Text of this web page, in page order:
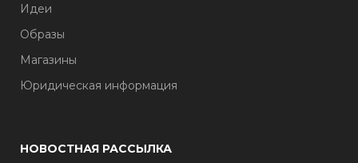
Идеи
Образы
Магазины
Юридическая информация
НОВОСТНАЯ РАССЫЛКА